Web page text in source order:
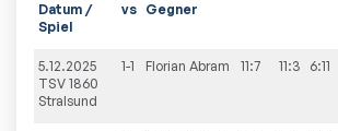
Datum /
Spiel
vs Gegner
5.12.2025
TSV 1860
Stralsund
1-1 Florian Abram 11:7 11:3 6:11